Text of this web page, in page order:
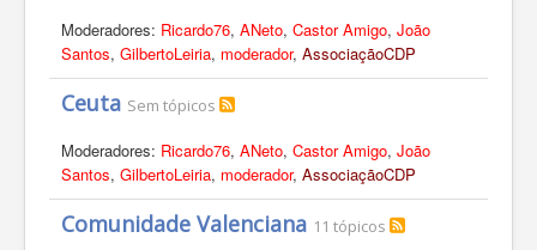
Moderadores: Ricardo76, ANeto, Castor Amigo, João
Santos, GilbertoLeiria, moderador, AssociaçãoCDP
Ceuta Sem tópicos
Moderadores: Ricardo76, ANeto, Castor Amigo, João
Santos, GilbertoLeiria, moderador, AssociaçãoCDP
Comunidade Valenciana 11 tópicos